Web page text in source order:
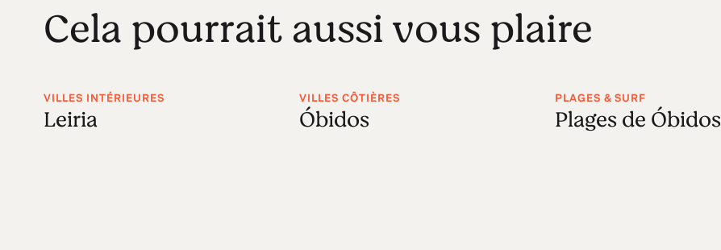
Cela pourrait aussi vous plaire
VILLES INTÉRIEURES
Leiria
VILLES CÔTIÈRES
Óbidos
PLAGES & SURF
Plages de Óbidos